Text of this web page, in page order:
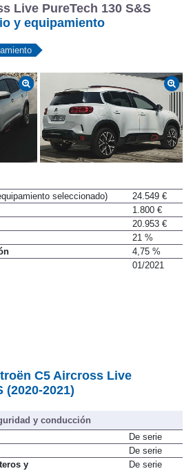
Live PureTech 130 S&S
y equipamiento
seleccionado)
24.549 €
1.800 €
20.953 €
21 %
4,75 %
01/2021
C5 Aircross Live
(2020-2021)
y conducción
De serie
De serie
y
De serie